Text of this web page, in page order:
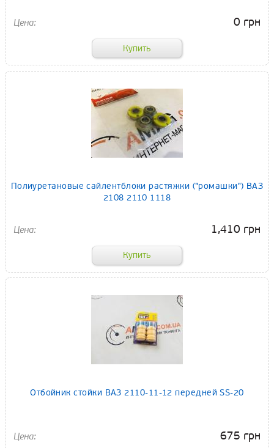
0 грн
Полиуретановые сайлентблоки растяжки ("ромашки") ВАЗ
2108 2110 1118
1,410 грн
Отбойник стойки ВАЗ 2110-11-12 передней SS-20
675 грн